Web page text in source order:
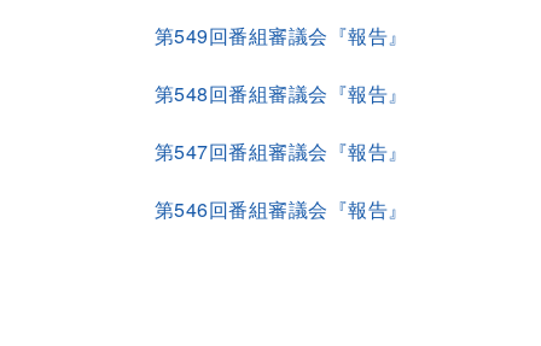
第549回番組審議会『報告』
第548回番組審議会『報告』
第547回番組審議会『報告』
第546回番組審議会『報告』